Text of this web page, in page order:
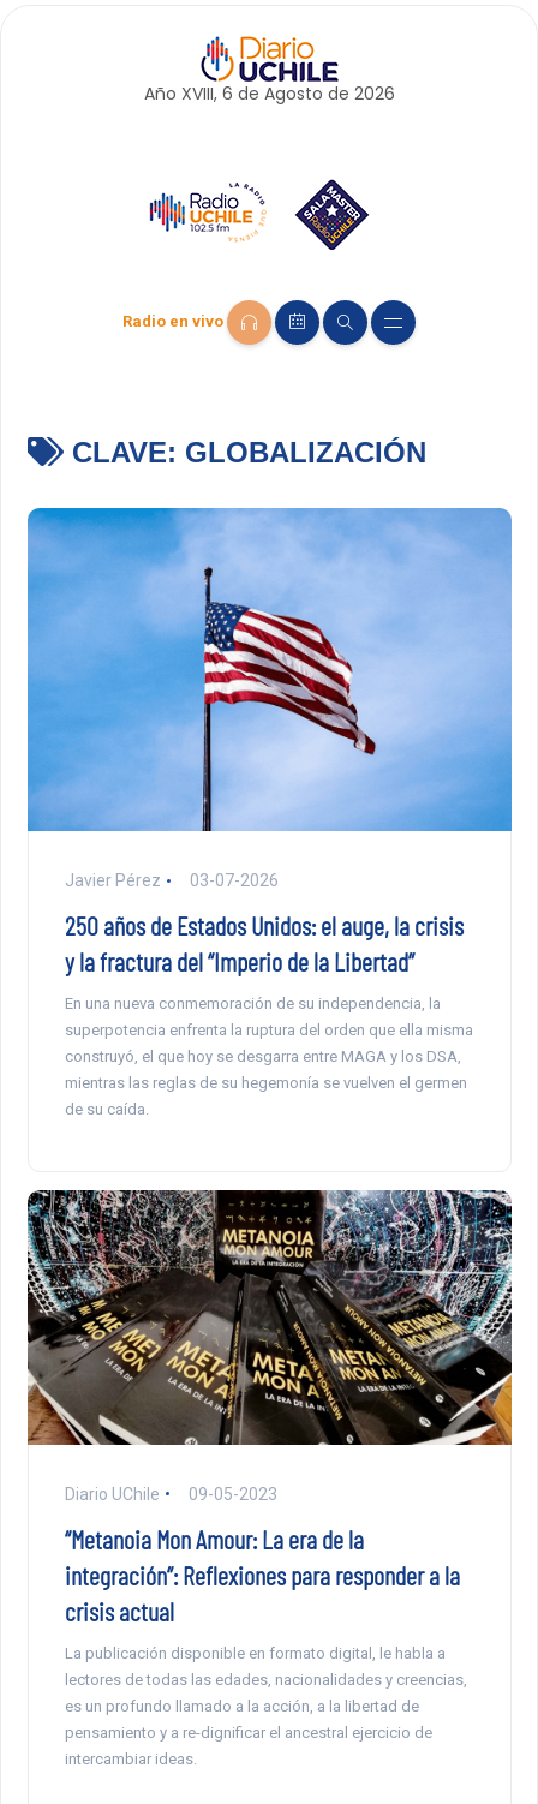
Año XVIII, 6 de Agosto de 2026
Radio en vivo
CLAVE: GLOBALIZACIÓN
Javier Pérez 03-07-2026
250 años de Estados Unidos: el auge, la crisis
y la fractura del “Imperio de la Libertad”
En una nueva conmemoración de su independencia, la
superpotencia enfrenta la ruptura del orden que ella misma
construyó, el que hoy se desgarra entre MAGA y los DSA,
mientras las reglas de su hegemonía se vuelven el germen
de su caída.
Diario UChile 09-05-2023
“Metanoia Mon Amour: La era de la
integración”: Reflexiones para responder a la
crisis actual
La publicación disponible en formato digital, le habla a
lectores de todas las edades, nacionalidades y creencias,
es un profundo llamado a la acción, a la libertad de
pensamiento y a re-dignificar el ancestral ejercicio de
intercambiar ideas.